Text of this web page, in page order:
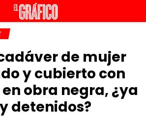
de mujer
y cubierto con
obra negra, ¿ya
detenidos?